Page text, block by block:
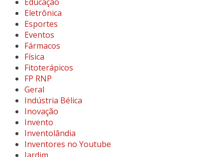
Eletrônica
Esportes
Eventos
Fármacos
Física
Fitoterápicos
FP RNP
Geral
Indústria Bélica
Inovação
Invento
Inventolândia
Inventores no Youtube